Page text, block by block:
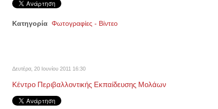
Κατηγορία Φωτογραφίες - Βίντεο
Δευτέρα, 20 Ιουνίου 2011 16:30
Κέντρο Περιβαλλοντικής Εκπαίδευσης Μολάων